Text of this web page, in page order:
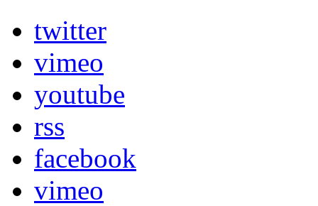
twitter
vimeo
youtube
rss
facebook
vimeo